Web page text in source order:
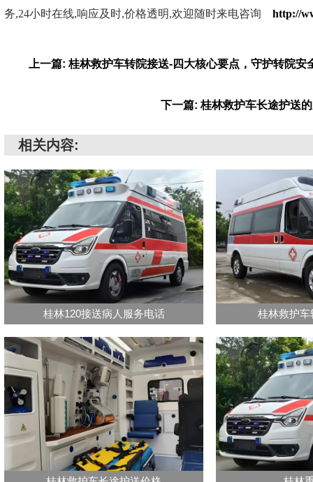
务,24小时在线,响应及时,价格透明,欢迎随时来电咨询 http://
上一篇: 桂林救护车转院接送-四大核心要点，守护转院安
下一篇: 桂林救护车长途护送
相关内容:
桂林120接送病人服务电话 桂林救护